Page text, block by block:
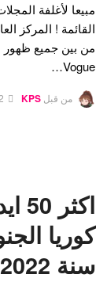
مبيعا لأغلفة
من بين جميع ظهور
Vogue…
من قبل KPS
كوريا
سنة 2022